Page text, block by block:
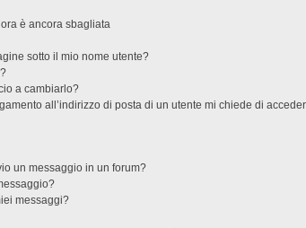
è ancora sbagliata
sotto il mio nome utente?
a cambiarlo?
all’indirizzo di posta di un utente mi chiede di
un messaggio in un forum?
messaggi?